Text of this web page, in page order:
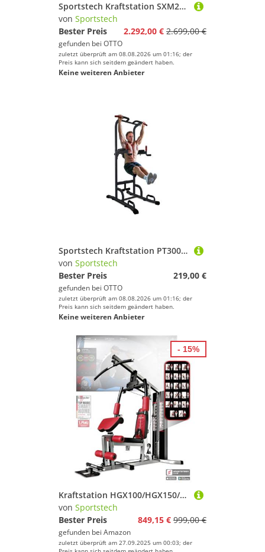
Sportstech Kraftstation SXM200, 100+ Übungsvariationen, zwei Gewichtsstacks à 70kg, Ganzkörpertraining
von Sportstech
Bester Preis
2.292,00 € 2.699,00 €
gefunden bei OTTO
zuletzt überprüft am 08.08.2026 um 01:16; der
Preis kann sich seitdem geändert haben.
Keine weiteren Anbieter
Sportstech Kraftstation PT300, Kraftturm mit Klimmzugstange, Liegestützgriffe, Dip Station
von Sportstech
Bester Preis
219,00 €
gefunden bei OTTO
zuletzt überprüft am 08.08.2026 um 01:16; der
Preis kann sich seitdem geändert haben.
Keine weiteren Anbieter
Kraftstation HGX100/HGX150/HGX200/HGX300, bis zu 80kg, Deutsche Qualitätsmarke, Bodybuilding Sportstech Multifunktions-Homegym mit Stepper und Powertower oder Beinpresse, Fitnessstation für Zuhause
von Sportstech
Bester Preis
849,15 € 999,00 €
gefunden bei Amazon
zuletzt überprüft am 27.09.2025 um 00:03; der
- 15%